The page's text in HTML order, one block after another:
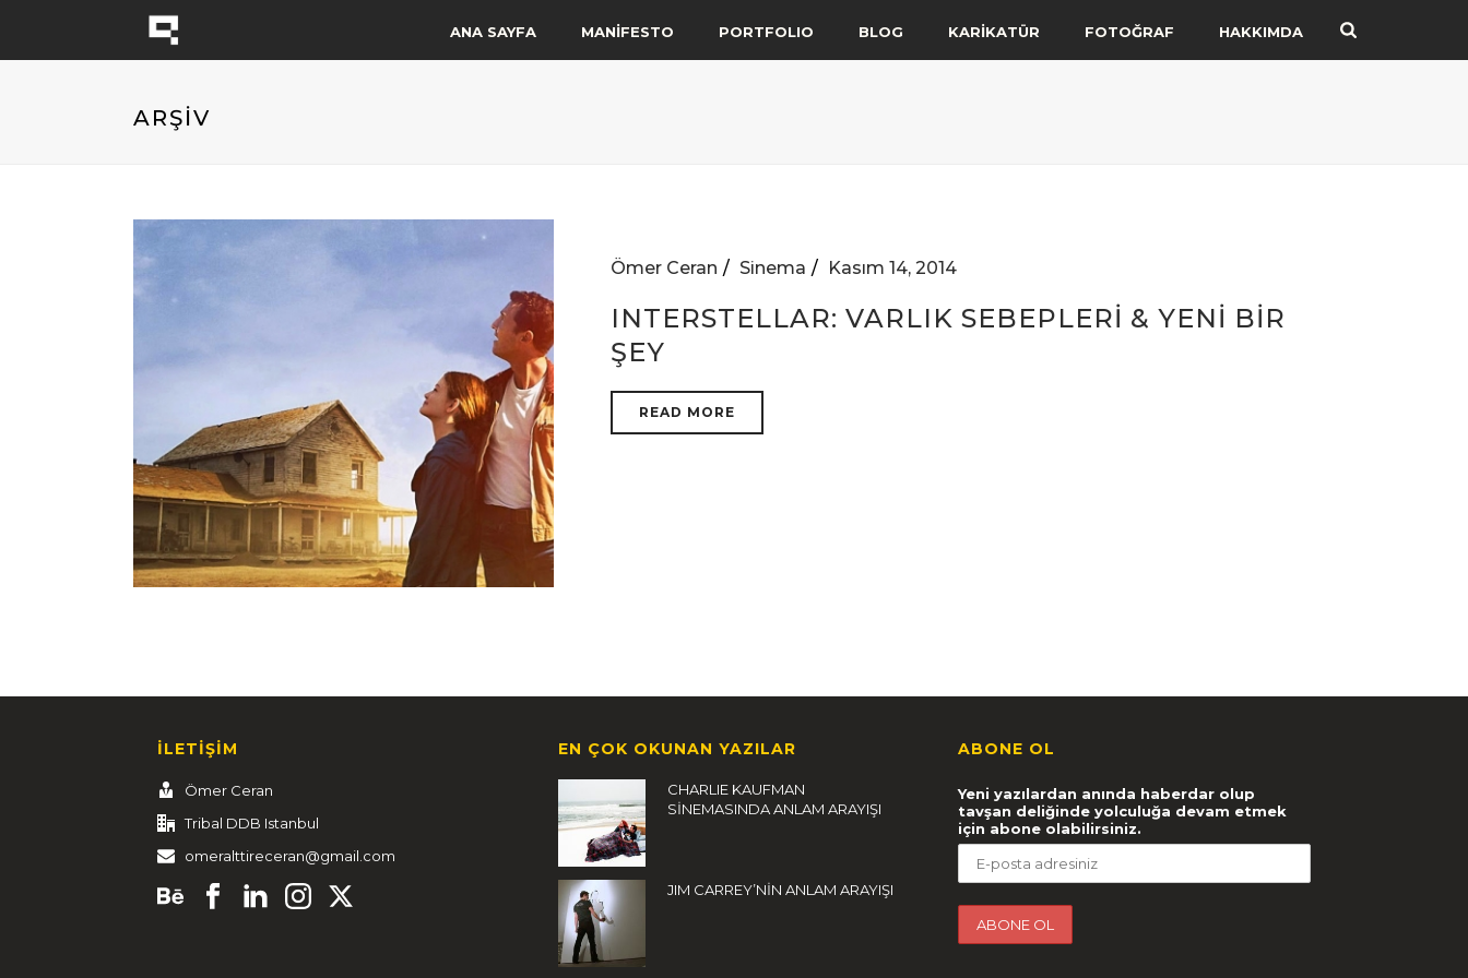
ANA SAYFA MANİFESTO PORTFOLIO BLOG KARİKATÜR FOTOĞRAF HAKKIMDA
ARŞİV
Ömer Ceran Sinema Kasım 14, 2014
INTERSTELLAR: VARLIK SEBEPLERİ & YENİ BİR
ŞEY
READ MORE
İLETİŞİM
Ömer Ceran
Tribal DDB Istanbul
omeralttireceran@gmail.com
EN ÇOK OKUNAN YAZILAR
CHARLIE KAUFMAN
SİNEMASINDA ANLAM ARAYIŞI
JIM CARREY’NİN ANLAM ARAYIŞI
ABONE OL
Yeni yazılardan anında haberdar olup
tavşan deliğinde yolculuğa devam etmek
için abone olabilirsiniz.